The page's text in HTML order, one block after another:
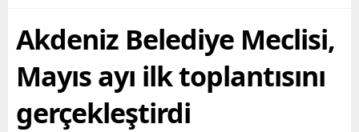
Akdeniz Belediye Meclisi,
Mayıs ayı ilk toplantısını
gerçekleştirdi